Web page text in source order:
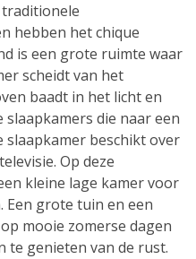
hebben het chique
is een grote ruimte waar
scheidt van het
baadt in het licht en
die naar een
slaapkamer beschikt over
Op deze
kleine lage kamer voor
Een grote tuin en een
mooie zomerse dagen
te genieten van de rust.